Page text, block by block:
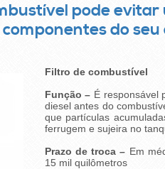
pode
do seu
Filtro de combustível
Função – É responsável
diesel antes do
que partículas
ferrugem e sujeira no
Prazo de troca – Em
15 mil quilômetros